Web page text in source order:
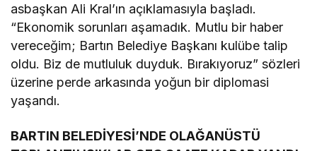
asbaşkan Ali Kral’ın açıklamasıyla başladı.
“Ekonomik sorunları aşamadık. Mutlu bir haber
vereceğim; Bartın Belediye Başkanı kulübe talip
oldu. Biz de mutluluk duyduk. Bırakıyoruz” sözleri
üzerine perde arkasında yoğun bir diplomasi
yaşandı.
BARTIN BELEDİYESİ’NDE OLAĞANÜSTÜ